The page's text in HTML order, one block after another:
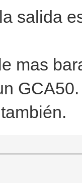
salida
mas